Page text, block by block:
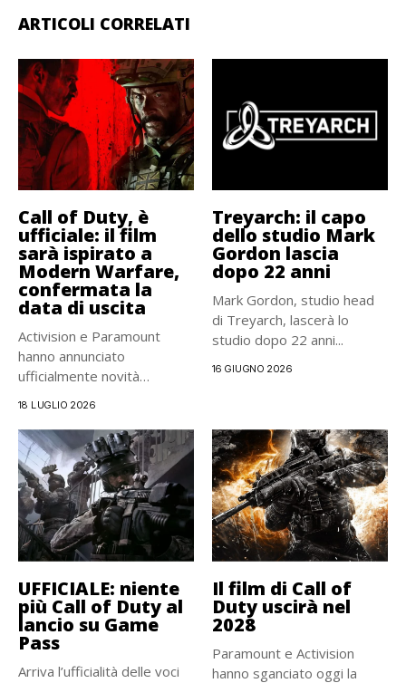
ARTICOLI CORRELATI
Call of Duty, è
ufficiale: il film
sarà ispirato a
Modern Warfare,
confermata la
data di uscita
Activision e Paramount
hanno annunciato
ufficialmente novità
18 LUGLIO 2026
Treyarch: il capo
dello studio Mark
Gordon lascia
dopo 22 anni
Mark Gordon, studio head
di Treyarch, lascerà lo
studio dopo 22 anni...
16 GIUGNO 2026
UFFICIALE: niente
più Call of Duty al
lancio su Game
Pass
Arriva l’ufficialità delle voci
Il film di Call of
Duty uscirà nel
2028
Paramount e Activision
hanno sganciato oggi la